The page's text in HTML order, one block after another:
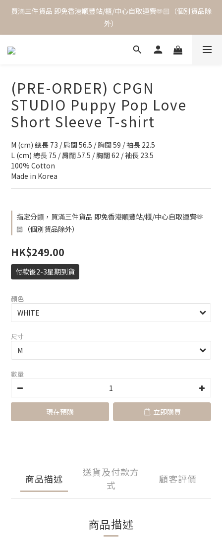
買滿三件貨品 即免香港順豐站/櫃/中心自取運費🫶🏻（個別貨品除
外）
(PRE-ORDER) CPGN
STUDIO Puppy Pop Love
Short Sleeve T-shirt
M (cm) 總長 73 / 肩闊 56.5 / 胸闊 59 / 袖長 22.5
L (cm) 總長 75 / 肩闊 57.5 / 胸闊 62 / 袖長 23.5
100% Cotton
Made in Korea
指定分類，買滿三件貨品 即免香港順豐站/櫃/中心自取運費🫶
🏻（個別貨品除外）
HK$249.00
付款後2-3星期到貨
顏色
尺寸
數量
現在預購 立即購買
商品描述
送貨及付款方
式
顧客評價
商品描述